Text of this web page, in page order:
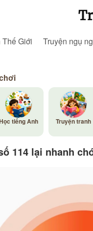
Thế Giới Truyện ngụ
tiếng Anh Truyện tranh
114 lại nhanh